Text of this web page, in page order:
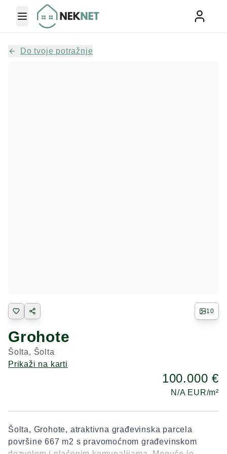
Toggle Menu
Do tvoje potražnje
10
Grohote
Šolta, Šolta
Prikaži na karti
100.000 €
N/A EUR/m²
Šolta, Grohote, atraktivna građevinska parcela
površine 667 m2 s pravomoćnom građevinskom